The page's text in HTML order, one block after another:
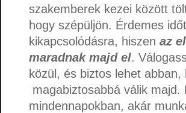
szakemberek kezei között
hogy szépüljön. Érdemes
kikapcsolódásra, hiszen az
maradnak majd el.
közül, és biztos lehet
magabiztosabbá válik majd.
mindennapokban, akár